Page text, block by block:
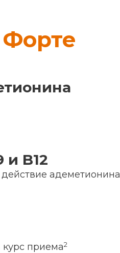
Форте
B12
адеметионина
курс приема2